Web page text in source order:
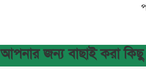
আপনার জন্য বাছাই করা